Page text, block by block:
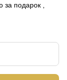
за подарок ,